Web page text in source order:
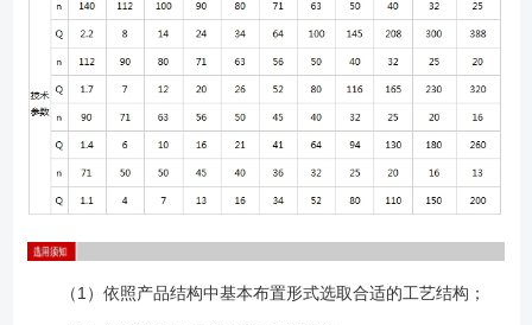
（1）依照产品结构中基本布置形式选取合适的工艺结构；